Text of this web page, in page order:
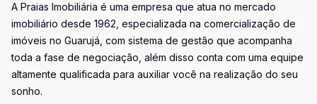
A Praias Imobiliária é uma empresa que atua no mercado
imobiliário desde 1962, especializada na comercialização de
imóveis no Guarujá, com sistema de gestão que acompanha
toda a fase de negociação, além disso conta com uma equipe
altamente qualificada para auxiliar você na realização do seu
sonho.